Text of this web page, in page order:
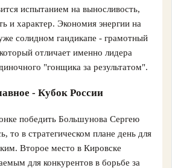
испытанием на выносливость,
и характер. Экономия энергии на
солидном гандикапе - грамотный
отличает именно лидера
"гонщика за результатом".
- Кубок России
победить Большунова Сергею
то в стратегическом плане день для
Второе место в Кировске
для конкурентов в борьбе за